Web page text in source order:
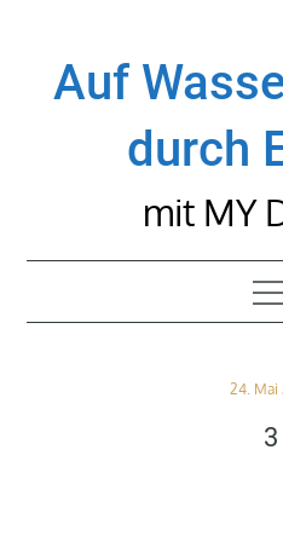
contentAuf
durch
mit MY
Posted
24. Mai
3